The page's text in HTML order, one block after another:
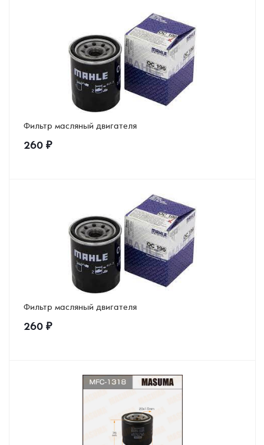
Фильтр масляный двигателя
260 ₽
Фильтр масляный двигателя
260 ₽